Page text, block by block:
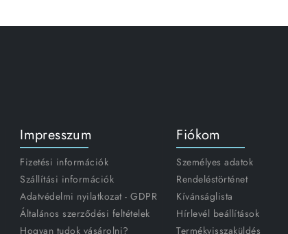
Impresszum
Fizetési információk
Szállítási információk
Adatvédelmi nyilatkozat - GDPR
Általános szerződési feltételek
Hogyan tudok vásárolni?
Fiókom
Személyes adatok
Rendeléstörténet
Kívánságlista
Hírlevél beállítások
Termékvisszaküldés